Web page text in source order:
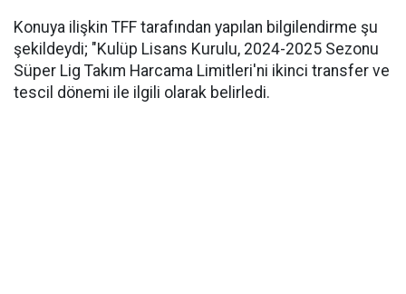
Konuya ilişkin TFF tarafından yapılan bilgilendirme şu
şekildeydi; "Kulüp Lisans Kurulu, 2024-2025 Sezonu
Süper Lig Takım Harcama Limitleri'ni ikinci transfer ve
tescil dönemi ile ilgili olarak belirledi.